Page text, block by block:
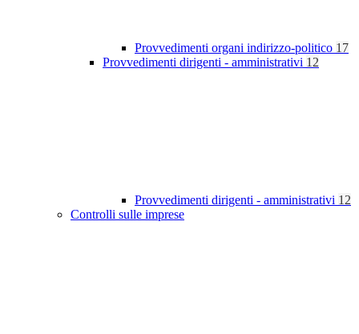
Provvedimenti organi indirizzo-politico 17
Provvedimenti dirigenti - amministrativi 12
Provvedimenti dirigenti - amministrativi 12
Controlli sulle imprese